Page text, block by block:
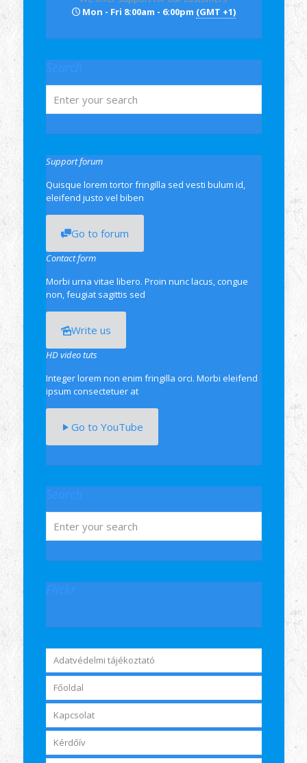
Mon - Fri 8:00am - 6:00pm (GMT +1)
Support forum
Quisque lorem tortor fringilla sed vesti bulum id,
eleifend justo vel biben
Go to forum
Contact form
Morbi urna vitae libero. Proin nunc lacus, congue
non, feugiat sagittis sed
Write us
HD video tuts
Integer lorem non enim fringilla orci. Morbi eleifend
ipsum consectetuer at
Go to YouTube
Adatvédelmi tájékoztató
Főoldal
Kapcsolat
Kérdőív